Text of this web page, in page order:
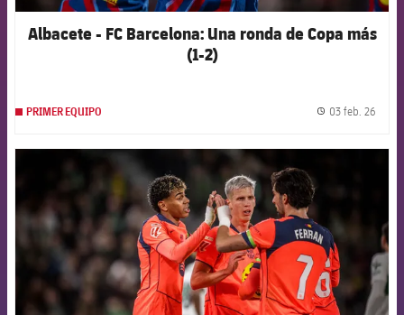
Albacete - FC Barcelona: Una ronda de Copa más
(1-2)
PRIMER EQUIPO 03 feb. 26
FCB Barcelona badge